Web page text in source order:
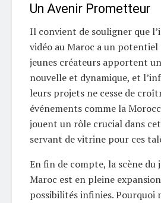
Un Avenir Prometteur
Il convient de souligner que
vidéo au Maroc a un potentiel
jeunes créateurs apportent
nouvelle et dynamique, et
leurs projets ne cesse de
événements comme la
jouent un rôle crucial dans
servant de vitrine pour ces
En fin de compte, la scène du
Maroc est en pleine
possibilités infinies. Pourquoi